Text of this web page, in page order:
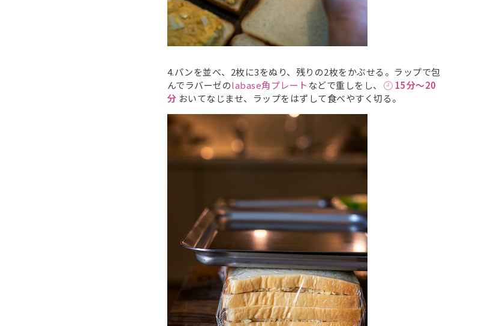
4.パンを並べ、2枚に3をぬり、残りの2枚をかぶせる。ラップで包
んでラバーゼのlabase角プレート などで重しをし、
15分〜20
分 おいてなじませ、ラップをはずして食べやすく切る。